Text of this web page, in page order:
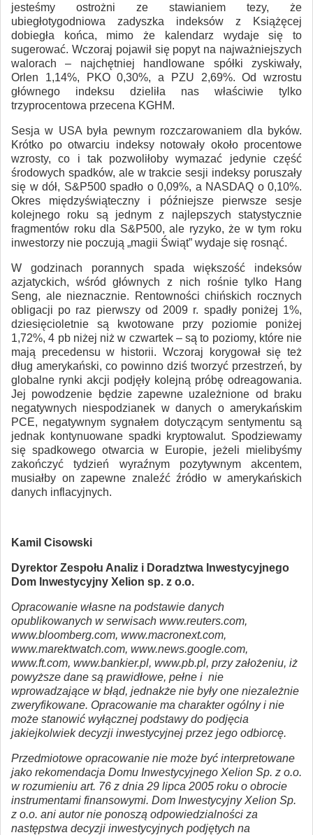
jesteśmy ostrożni ze stawianiem tezy, że
ubiegłotygodniowa zadyszka indeksów z Książęcej
dobiegła końca, mimo że kalendarz wydaje się to
sugerować. Wczoraj pojawił się popyt na najważniejszych
walorach – najchętniej handlowane spółki zyskiwały,
Orlen 1,14%, PKO 0,30%, a PZU 2,69%. Od wzrostu
głównego indeksu dzieliła nas właściwie tylko
trzyprocentowa przecena KGHM.
Sesja w USA była pewnym rozczarowaniem dla byków.
Krótko po otwarciu indeksy notowały około procentowe
wzrosty, co i tak pozwoliłoby wymazać jedynie część
środowych spadków, ale w trakcie sesji indeksy poruszały
się w dół, S&P500 spadło o 0,09%, a NASDAQ o 0,10%.
Okres międzyświąteczny i późniejsze pierwsze sesje
kolejnego roku są jednym z najlepszych statystycznie
fragmentów roku dla S&P500, ale ryzyko, że w tym roku
inwestorzy nie poczują „magii Świąt” wydaje się rosnąć.
W godzinach porannych spada większość indeksów
azjatyckich, wśród głównych z nich rośnie tylko Hang
Seng, ale nieznacznie. Rentowności chińskich rocznych
obligacji po raz pierwszy od 2009 r. spadły poniżej 1%,
dziesięcioletnie są kwotowane przy poziomie poniżej
1,72%, 4 pb niżej niż w czwartek – są to poziomy, które nie
mają precedensu w historii. Wczoraj korygował się też
dług amerykański, co powinno dziś tworzyć przestrzeń, by
globalne rynki akcji podjęły kolejną próbę odreagowania.
Jej powodzenie będzie zapewne uzależnione od braku
negatywnych niespodzianek w danych o amerykańskim
PCE, negatywnym sygnałem dotyczącym sentymentu są
jednak kontynuowane spadki kryptowalut. Spodziewamy
się spadkowego otwarcia w Europie, jeżeli mielibyśmy
zakończyć tydzień wyraźnym pozytywnym akcentem,
musiałby on zapewne znaleźć źródło w amerykańskich
danych inflacyjnych.
Kamil Cisowski
Dyrektor Zespołu Analiz i Doradztwa Inwestycyjnego
Dom Inwestycyjny Xelion sp. z o.o.
Opracowanie własne na podstawie danych
opublikowanych w serwisach www.reuters.com,
www.bloomberg.com, www.macronext.com,
www.marektwatch.com, www.news.google.com,
www.ft.com, www.bankier.pl, www.pb.pl, przy założeniu, iż
powyższe dane są prawidłowe, pełne i nie
wprowadzające w błąd, jednakże nie były one niezależnie
zweryfikowane. Opracowanie ma charakter ogólny i nie
może stanowić wyłącznej podstawy do podjęcia
jakiejkolwiek decyzji inwestycyjnej przez jego odbiorcę.
Przedmiotowe opracowanie nie może być interpretowane
jako rekomendacja Domu Inwestycyjnego Xelion Sp. z o.o.
w rozumieniu art. 76 z dnia 29 lipca 2005 roku o obrocie
instrumentami finansowymi. Dom Inwestycyjny Xelion Sp.
z o.o. ani autor nie ponoszą odpowiedzialności za
następstwa decyzji inwestycyjnych podjętych na